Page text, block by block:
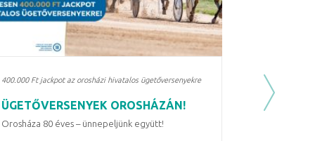
400.000 Ft jackpot az orosházi hivatalos ügetőversenyekre
ÜGETŐVERSENYEK OROSHÁZÁN!
Orosháza 80 éves – ünnepeljünk együtt!
Next